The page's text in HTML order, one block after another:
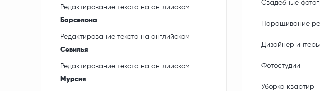
Редактирование текста на английском
Барселона
Редактирование текста на английском
Севилья
Редактирование текста на английском
Мурсия
Свадебные
Наращивание
Дизайнер
Фотостудии
Уборка квартир